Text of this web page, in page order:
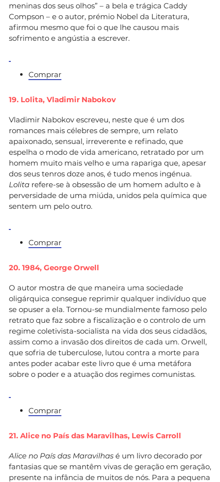
meninas dos seus olhos” – a bela e trágica Caddy
Compson – e o autor, prémio Nobel da Literatura,
afirmou mesmo que foi o que lhe causou mais
sofrimento e angústia a escrever.
Comprar
19. Lolita, Vladimir Nabokov
Vladimir Nabokov escreveu, neste que é um dos
romances mais célebres de sempre, um relato
apaixonado, sensual, irreverente e refinado, que
espelha o modo de vida americano, retratado por um
homem muito mais velho e uma rapariga que, apesar
dos seus tenros doze anos, é tudo menos ingénua.
Lolita refere-se à obsessão de um homem adulto e à
perversidade de uma miúda, unidos pela química que
sentem um pelo outro.
Comprar
20. 1984, George Orwell
O autor mostra de que maneira uma sociedade
oligárquica consegue reprimir qualquer indivíduo que
se opuser a ela. Tornou-se mundialmente famoso pelo
retrato que faz sobre a fiscalização e o controlo de um
regime coletivista-socialista na vida dos seus cidadãos,
assim como a invasão dos direitos de cada um. Orwell,
que sofria de tuberculose, lutou contra a morte para
antes poder acabar este livro que é uma metáfora
sobre o poder e a atuação dos regimes comunistas.
Comprar
21. Alice no País das Maravilhas, Lewis Carroll
Alice no País das Maravilhas é um livro decorado por
fantasias que se mantêm vivas de geração em geração,
presente na infância de muitos de nós. Para a pequena